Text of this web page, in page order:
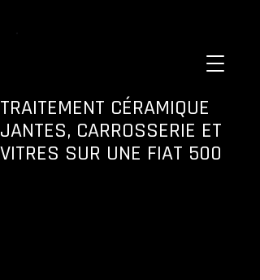
TRAITEMENT CÉRAMIQUE
JANTES, CARROSSERIE ET
VITRES SUR UNE FIAT 500